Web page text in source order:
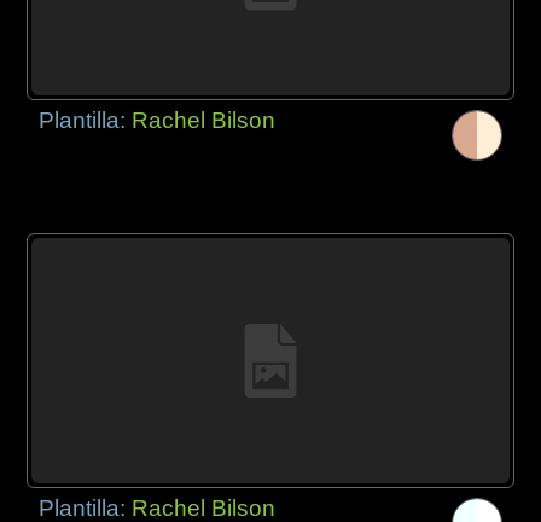
Plantilla: Rachel Bilson
Plantilla: Rachel Bilson